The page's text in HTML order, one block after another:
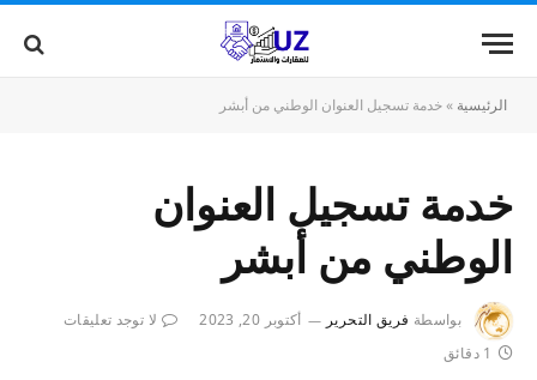
الرئيسية »خدمة تسجيل العنوان الوطني من أبشر
خدمة تسجيل العنوان
الوطني من أبشر
بواسطة فريق التحرير أكتوبر 20, 2023
لا توجد تعليقات
1 دقائق